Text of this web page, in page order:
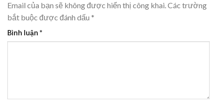
Email của bạn sẽ không được hiển thị công khai.Các trường
bắt buộc được đánh dấu *
Bình luận *